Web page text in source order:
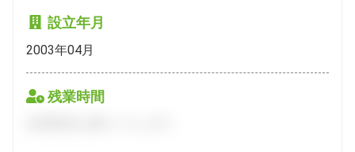
設立年月
2003年04月
残業時間